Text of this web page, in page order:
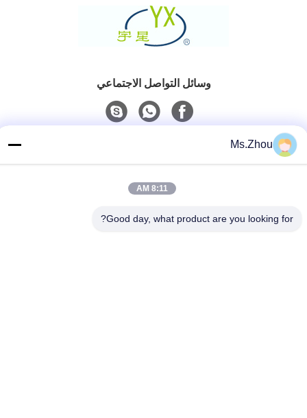
وسائل التواصل الاجتماعي
86-0510-87189500
البريد الإلكتروني
Ms.Zhou
8:11 AM
Good day, what product are you looking for?